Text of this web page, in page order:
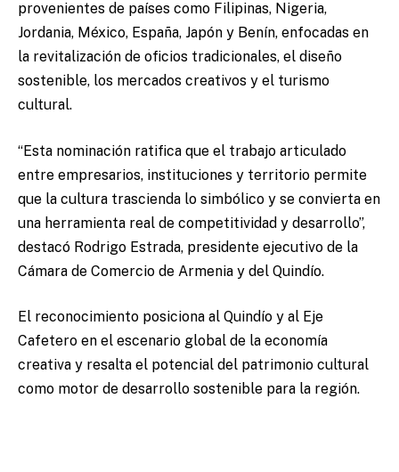
provenientes de países como Filipinas, Nigeria,
Jordania, México, España, Japón y Benín, enfocadas en
la revitalización de oficios tradicionales, el diseño
sostenible, los mercados creativos y el turismo
cultural.
“Esta nominación ratifica que el trabajo articulado
entre empresarios, instituciones y territorio permite
que la cultura trascienda lo simbólico y se convierta en
una herramienta real de competitividad y desarrollo”,
destacó Rodrigo Estrada, presidente ejecutivo de la
Cámara de Comercio de Armenia y del Quindío.
El reconocimiento posiciona al Quindío y al Eje
Cafetero en el escenario global de la economía
creativa y resalta el potencial del patrimonio cultural
como motor de desarrollo sostenible para la región.